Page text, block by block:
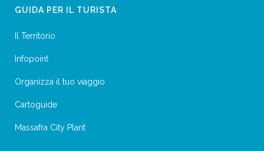
GUIDA PER IL TURISTA
Il Territorio
Infopoint
Organizza il tuo viaggio
Cartoguide
Massafra City Plant